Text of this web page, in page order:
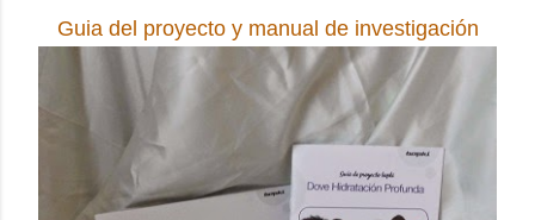
Guia del proyecto y manual de investigación